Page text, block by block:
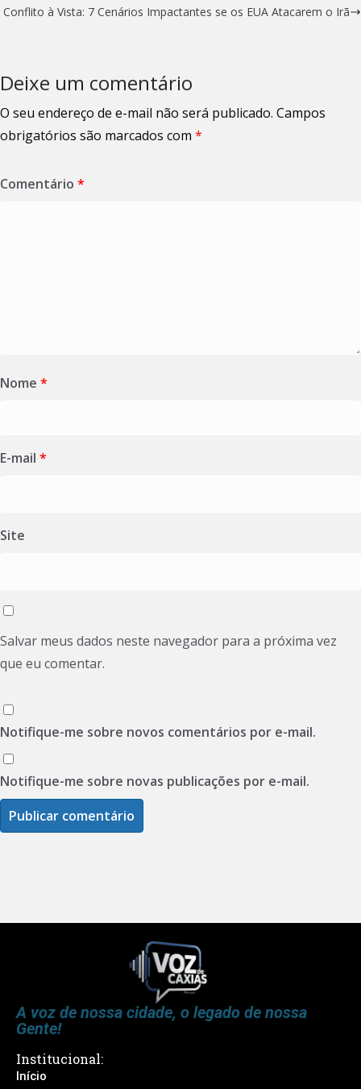
Conflito à Vista: 7 Cenários Impactantes se os EUA Atacarem o Irã
Deixe um comentário
O seu endereço de e-mail não será publicado. Campos
obrigatórios são marcados com *
Comentário *
Nome *
E-mail *
Site
Salvar meus dados neste navegador para a próxima vez
que eu comentar.
Notifique-me sobre novos comentários por e-mail.
Notifique-me sobre novas publicações por e-mail.
A voz de nossa cidade, o legado de nossa
Gente!
Institucional:
Início